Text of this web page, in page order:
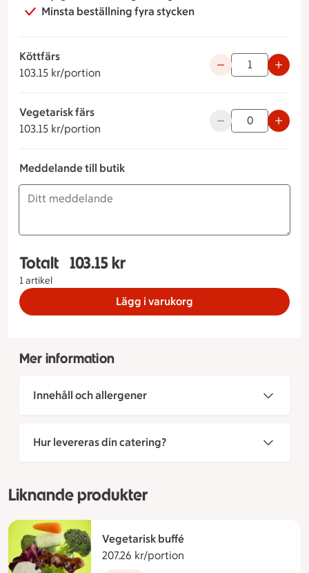
Sallad
Minsta beställning fyra stycken
Köttfärs
103.15 kr/portion
103.15 kronor per portion
Använd
Vegetarisk färs
103.15 kr/portion
103.15 kronor per portion
Använd
Meddelande till butik
Totalt
1 artikel
Totalt 1 stycken Barnens Tacobuffé Köttfärs,
103.15 kr
Lägg i varukorg
Mer information
Innehåll och allergener
Hur levereras din catering?
Liknande produkter
Vegetarisk buffé
207.26 kr/portion